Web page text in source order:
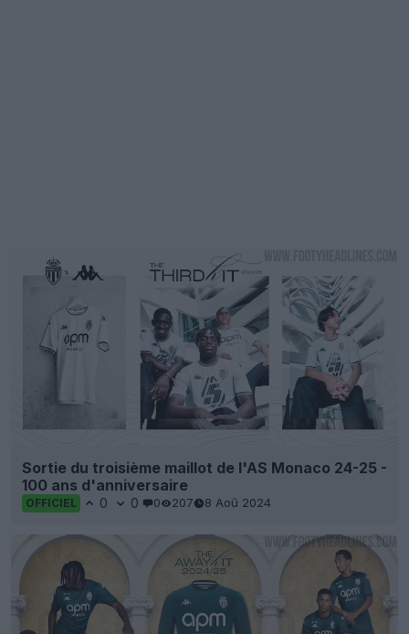
Sortie du troisième maillot de l'AS Monaco 24-25 -
100 ans d'anniversaire
OFFICIEL 0 0 0 207 8 Aoû 2024